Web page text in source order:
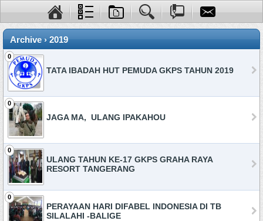
Archive › 2019
0
TATA IBADAH HUT PEMUDA GKPS TAHUN 2019
0
JAGA MA, ULANG IPAKAHOU
0
ULANG TAHUN KE-17 GKPS GRAHA RAYA
RESORT TANGERANG
0
PERAYAAN HARI DIFABEL INDONESIA DI TB
SILALAHI -BALIGE